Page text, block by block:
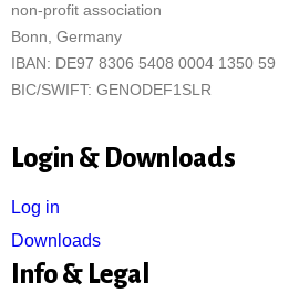
non-profit association
Bonn, Germany
IBAN: DE97 8306 5408 0004 1350 59
BIC/SWIFT: GENODEF1SLR
Login & Downloads
Log in
Downloads
Info & Legal